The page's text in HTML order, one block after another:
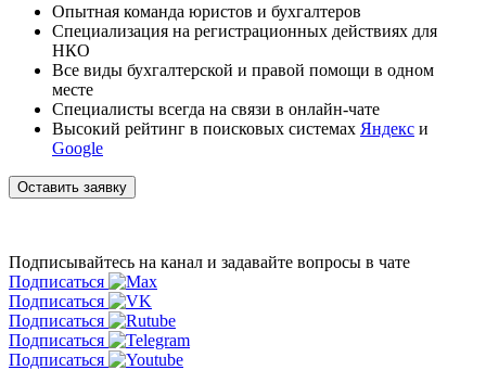
Опытная команда юристов и бухгалтеров
Специализация на регистрационных действиях для
НКО
Все виды бухгалтерской и правой помощи в одном
месте
Специалисты всегда на связи в онлайн-чате
Высокий рейтинг в поисковых системах Яндекс и
Google
Оставить заявку
Подписывайтесь на канал и задавайте вопросы в чате
Подписаться
Подписаться
Подписаться
Подписаться
Подписаться